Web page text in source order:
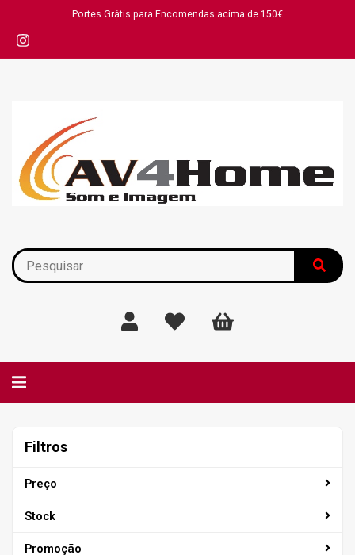
Portes Grátis para Encomendas acima de 150€
Alternar
Filtros
Preço
Stock
Promoção